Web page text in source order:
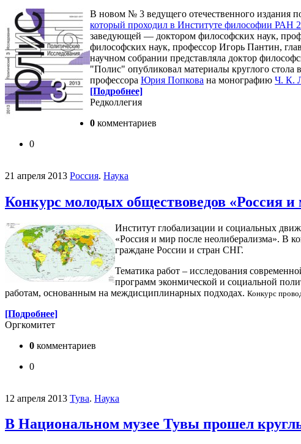
В новом № 3 ведущего отечественного издания
который проходил в Институте философии РАН
заведующей — доктором философских наук,
философских наук, профессор Игорь Пантин,
научном собрании представляла доктор
"Полис" опубликовал материалы круглого
профессора Юрия Попкова на монографию Ч. К.
[Подробнее]
Редколлегия
0 комментариев
0
21 апреля 2013 Россия. Наука
Конкурс молодых обществоведов «Россия и
Институт глобализации и социальных
«Россия и мир после неолиберализма». В
граждане России и стран СНГ.
Тематика работ – исследования
программ эконмической и социальной
работам, основанным на междисциплинарных подходах. Конкурс
[Подробнее]
Оргкомитет
0 комментариев
0
12 апреля 2013 Тува. Наука
В Национальном музее Тувы прошел